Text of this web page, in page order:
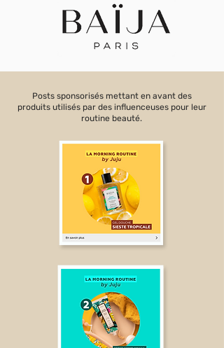
Posts sponsorisés mettant en avant des
produits utilisés par des influenceuses pour leur
routine beauté.